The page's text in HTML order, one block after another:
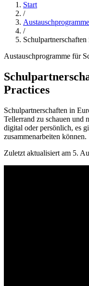
Start
/
Austauschprogramme
/
Austauschprogramme für
Practices
Schulpartnerschaften in
Tellerrand zu schauen und
digital oder persönlich, es
zusammenarbeiten
Zuletzt aktualisiert am 5.